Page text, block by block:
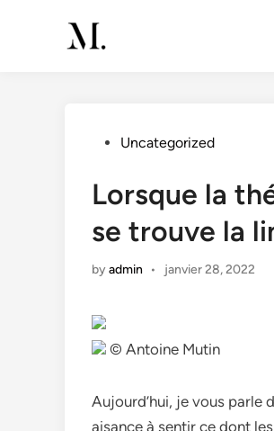
PostedUncategorized
Lorsque la
se trouve la
byadmin • janvier 28, 2022
© Antoine Mutin
Aujourd’hui, je vous parle
aisance à sentir ce dont